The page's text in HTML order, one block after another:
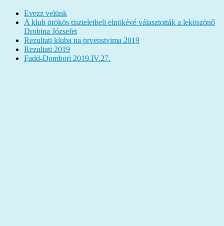
Evezz velünk
A klub örökös tiszteletbeli elnökévé választották a leköszönő
Drobina Józsefet
Rezultati kluba na prvenstvima 2019
Rezultati 2019
Fadd-Dombori 2019.IV.27.